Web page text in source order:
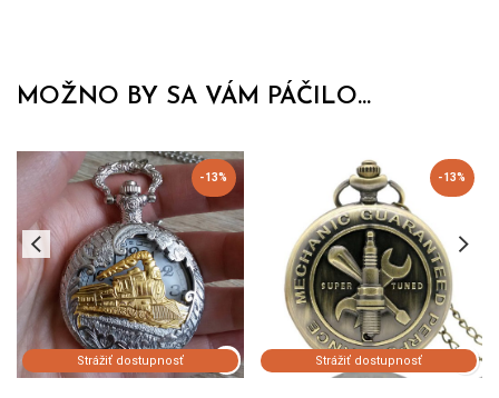
MOŽNO BY SA VÁM PÁČILO...
-13%
Strážiť dostupnosť
-13%
Strážiť dostupnosť